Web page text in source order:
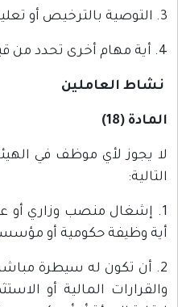
3. التوصية بالترخيص أو تعليق الترخيص.
4. أية مهام أخرى تحدد من قبل مجلس الإدارة.
نشاط العاملين
المادة (18)
لا يجوز لأي موظف في
التالية:
1. إشغال منصب وزاري أو
أية وظيفة حكومية أو
2. أن تكون له سيطرة
والقرارات المالية أو